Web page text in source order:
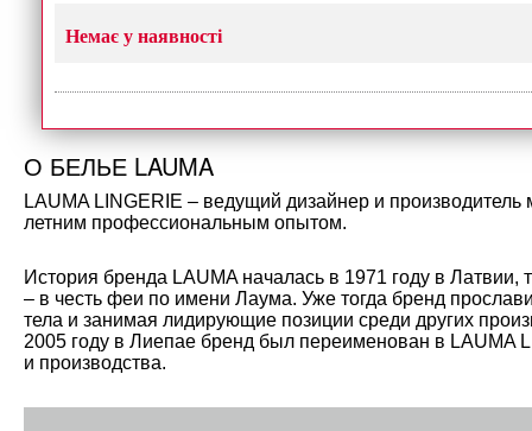
Немає у наявності
О БЕЛЬЕ LAUMA
LAUMA LINGERIE – ведущий дизайнер и
летним профессиональным опытом.
История бренда LAUMA началась в 1971 году в
– в честь феи по имени Лаума. Уже тогда бренд
тела и занимая лидирующие позиции среди других
2005 году в Лиепае бренд был переименован в LAUMA
и производства.